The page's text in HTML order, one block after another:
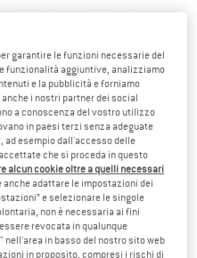
garantire le funzioni necessarie del
funzionalità aggiuntive, analizziamo
e la pubblicità e forniamo
i nostri partner dei social
a conoscenza del vostro utilizzo
in paesi terzi senza adeguate
ad esempio dall'accesso delle
che si proceda in questo
alcun cookie oltre a quelli necessari
anche adattare le impostazioni dei
e selezionare le singole
non è necessaria ai fini
revocata in qualunque
in basso del nostro sito web
in proposito, compresi i rischi di